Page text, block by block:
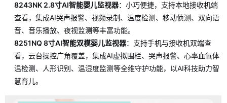
8243NK 2.8寸AI智能婴儿监视器：小巧便捷，支持本地接收机端
查看，集成AI哭声报警、视频录制、温度检测、移动侦测、双向语
音、音乐播放、夜视监测等丰富功能。
8251NQ 8寸AI智能双模婴儿监视器：支持手机与接收机双端查
看，云台操控广角覆盖，集成AI虚拟围栏、哭声报警、心率血氧体
温检测、人形识别、温湿度监测等全维守护功能，以AI科技助力智
慧育儿。